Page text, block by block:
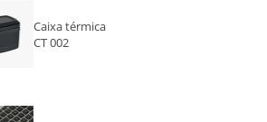
CLARO
Caixa térmica
CT 002